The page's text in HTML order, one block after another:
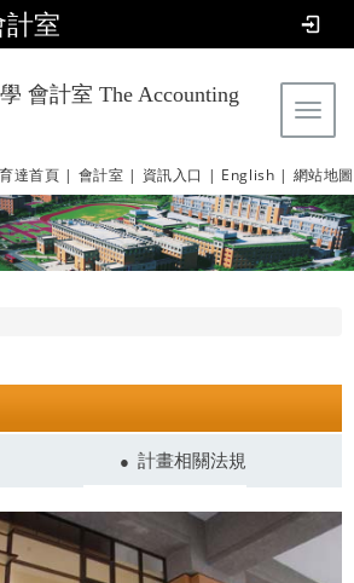
室
會計室 The Accounting
育達首頁 | 會計室 | 資訊入口 | English | 網站地圖
計畫相關法規